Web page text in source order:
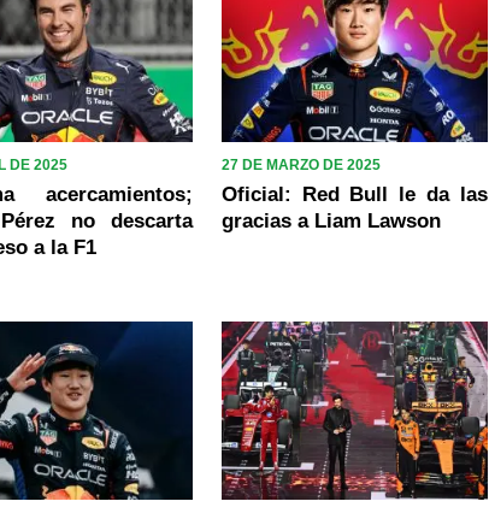
DE 2025
acercamientos;
no descarta
a la F1
27 DE MARZO DE 2025
Oficial: Red Bull le da las
gracias a Liam Lawson